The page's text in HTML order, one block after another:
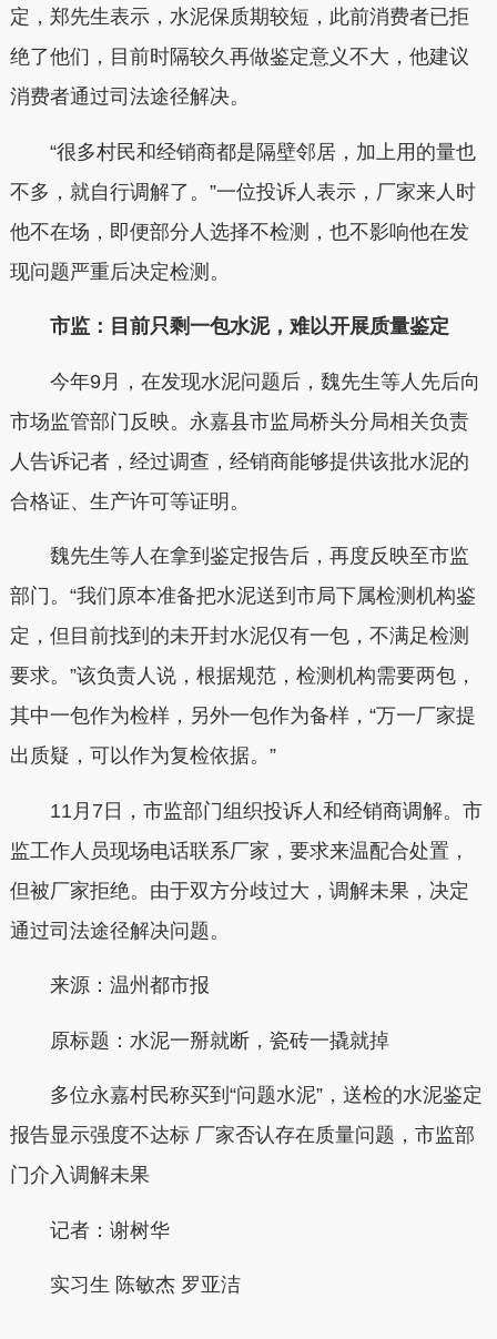
定，郑先生表示，水泥保质期较短，此前消费者已拒
绝了他们，目前时隔较久再做鉴定意义不大，他建议
消费者通过司法途径解决。
“很多村民和经销商都是隔壁邻居，加上用的量也
不多，就自行调解了。”一位投诉人表示，厂家来人时
他不在场，即便部分人选择不检测，也不影响他在发
现问题严重后决定检测。
市监：目前只剩一包水泥，难以开展质量鉴定
今年9月，在发现水泥问题后，魏先生等人先后向
市场监管部门反映。永嘉县市监局桥头分局相关负责
人告诉记者，经过调查，经销商能够提供该批水泥的
合格证、生产许可等证明。
魏先生等人在拿到鉴定报告后，再度反映至市监
部门。“我们原本准备把水泥送到市局下属检测机构鉴
定，但目前找到的未开封水泥仅有一包，不满足检测
要求。”该负责人说，根据规范，检测机构需要两包，
其中一包作为检样，另外一包作为备样，“万一厂家提
出质疑，可以作为复检依据。”
11月7日，市监部门组织投诉人和经销商调解。市
监工作人员现场电话联系厂家，要求来温配合处置，
但被厂家拒绝。由于双方分歧过大，调解未果，决定
通过司法途径解决问题。
来源：温州都市报
原标题：水泥一掰就断，瓷砖一撬就掉
多位永嘉村民称买到“问题水泥”，送检的水泥鉴定
报告显示强度不达标 厂家否认存在质量问题，市监部
门介入调解未果
记者：谢树华
实习生 陈敏杰 罗亚洁